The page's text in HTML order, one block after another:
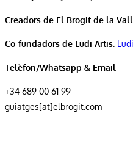
Creadors de El Brogit de la Vall.
Co-fundadors de Ludi Artis.
Telèfon/Whatsapp & Email
+34 689 00 61 99
guiatges[at]elbrogit.com